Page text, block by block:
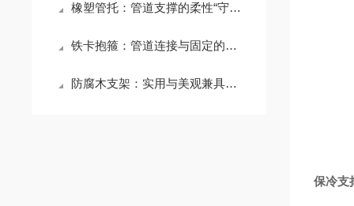
橡塑管托：管道支撑的柔性“守护者”
铁卡抱箍：管道连接与固定的坚固纽带
防腐木支架：实用与美观兼具的建筑构件
保冷支